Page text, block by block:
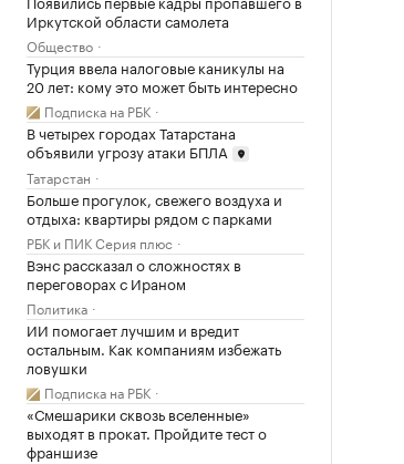
Иркутской области самолета
Общество
Турция ввела налоговые каникулы на
20 лет: кому это может быть интересно
Подписка на РБК
В четырех городах Татарстана
объявили угрозу атаки БПЛА
Татарстан
Больше прогулок, свежего воздуха и
отдыха: квартиры рядом с парками
РБК и ПИК Серия плюс
Вэнс рассказал о сложностях в
переговорах с Ираном
Политика
ИИ помогает лучшим и вредит
остальным. Как компаниям избежать
ловушки
Подписка на РБК
«Смешарики сквозь вселенные»
выходят в прокат. Пройдите тест о
франшизе